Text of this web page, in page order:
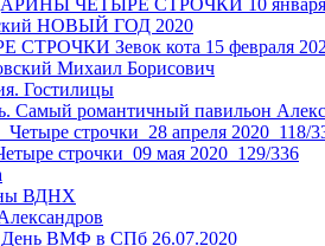
НОВЫЙ ГОД 2020
СТРОЧКИ Зевок кота 15 февраля
Михаил Борисович
Гостилицы
Самый романтичный павильон
строчки_28 апреля 2020_118/
строчки_09 мая 2020_129/336
ВДНХ
День ВМФ в СПб 26.07.2020